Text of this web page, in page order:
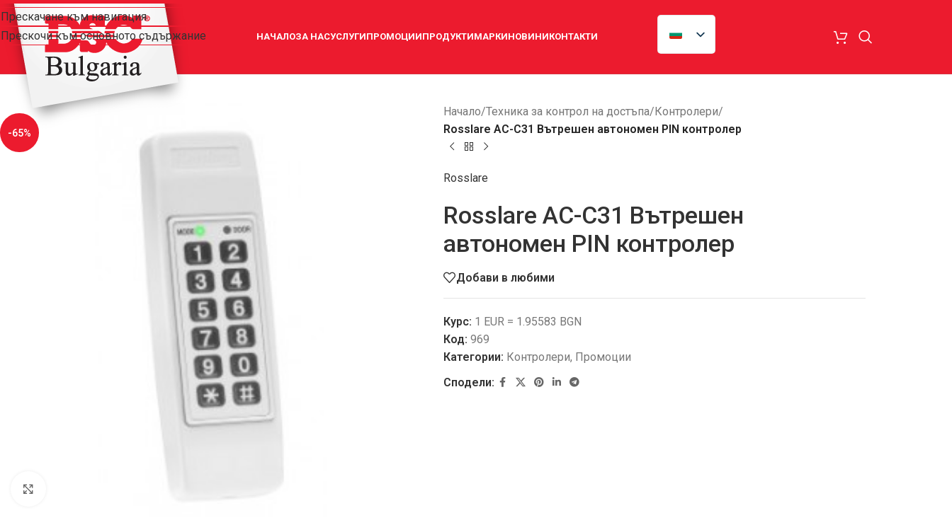
Прескачане към навигация
Прескочи към основното съдържание
НАЧАЛОЗА НАСУСЛУГИПРОМОЦИИПРОДУКТИМАРКИНОВИНИКОНТАКТИ
-65%
Начало/Техника за контрол на достъпа/Контролери/
Rosslare AC-C31 Вътрешен автономен PIN контролер
Rosslare
Rosslare AC-C31 Вътрешен
автономен PIN контролер
Добави в любими
Курс: 1 EUR = 1.95583 BGN
Код: 969
Категории: Контролери, Промоции
Сподели: